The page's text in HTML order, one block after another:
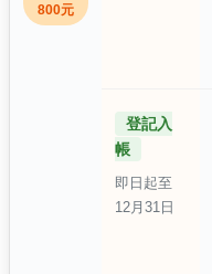
800元
登記入
帳
即日起至
12月31日